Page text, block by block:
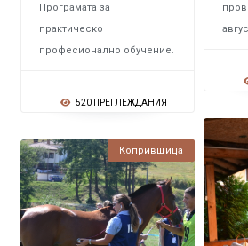
Програмата за
практическо
професионално обучение.
520 ПРЕГЛЕЖДАНИЯ
Копривщица